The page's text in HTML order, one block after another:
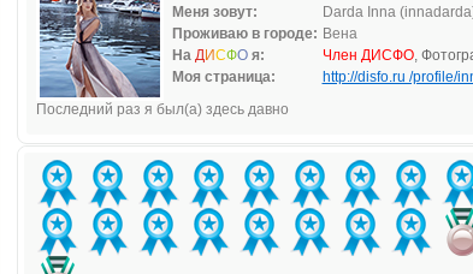
Меня зовут:
Darda Inna
Проживаю в городе: Вена
На ДИСФОя: Член ДИСФО,
Моя страница:
http://disfo.ru /profile/
Последний раз я был(а) здесь давно